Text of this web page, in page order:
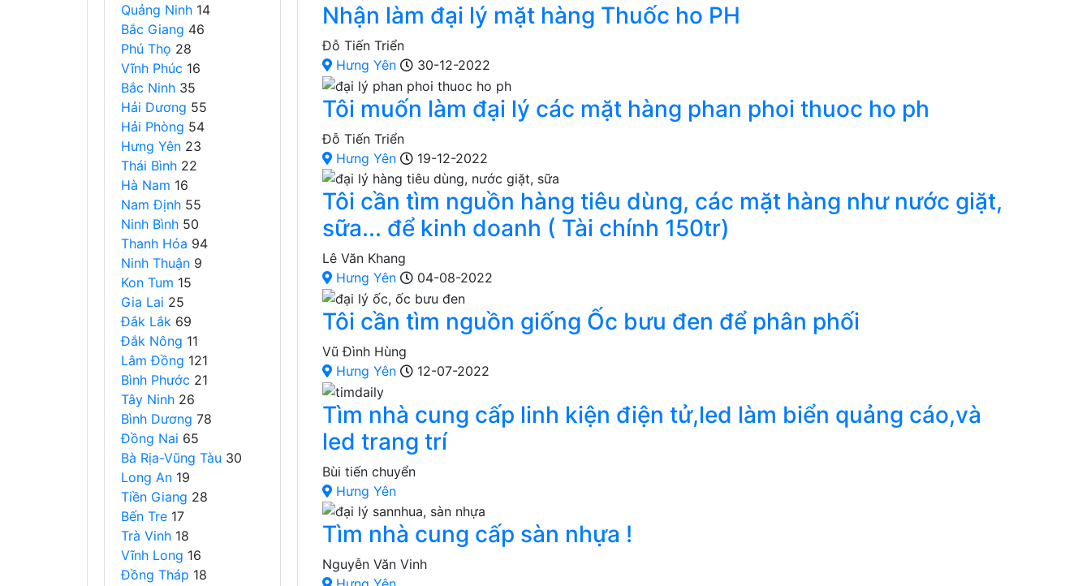
Quảng Ninh 14
Bắc Giang 46
Phú Thọ 28
Vĩnh Phúc 16
Bắc Ninh 35
Hải Dương 55
Hải Phòng 54
Hưng Yên 23
Thái Bình 22
Hà Nam 16
Nam Định 55
Ninh Bình 50
Thanh Hóa 94
Ninh Thuận 9
Kon Tum 15
Gia Lai 25
Đắk Lắk 69
Đắk Nông 11
Lâm Đồng 121
Bình Phước 21
Tây Ninh 26
Bình Dương 78
Đồng Nai 65
Bà Rịa-Vũng Tàu 30
Long An 19
Tiền Giang 28
Bến Tre 17
Trà Vinh 18
Vĩnh Long 16
Đồng Tháp 18
Nhận làm đại lý mặt hàng Thuốc ho PH
Đỗ Tiến Triển
Hưng Yên
30-12-2022
Tôi muốn làm đại lý các mặt hàng phan phoi thuoc ho ph
Đỗ Tiến Triển
Hưng Yên
19-12-2022
Tôi cần tìm nguồn hàng tiêu dùng, các mặt hàng như nước giặt,
sữa... để kinh doanh ( Tài chính 150tr)
Lê Văn Khang
Hưng Yên
04-08-2022
Tôi cần tìm nguồn giống Ốc bưu đen để phân phối
Vũ Đình Hùng
Hưng Yên
12-07-2022
Tìm nhà cung cấp linh kiện điện tử,led làm biển quảng cáo,và
led trang trí
Bùi tiến chuyển
Hưng Yên
Tìm nhà cung cấp sàn nhựa !
Nguyễn Văn Vinh